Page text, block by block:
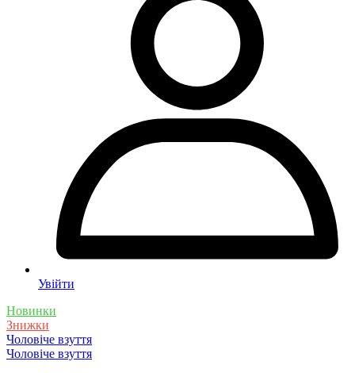
Увійти
Новинки
Знижки
Чоловіче взуття
Чоловіче взуття